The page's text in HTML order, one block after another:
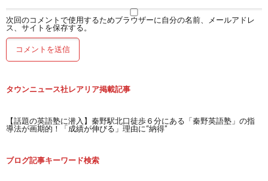
次回のコメントで使用するためブラウザーに自分の名前、メールアドレ
ス、サイトを保存する。
タウンニュース社レアリア掲載記事
【話題の英語塾に潜入】秦野駅北口徒歩６分にある「秦野英語塾」の指
導法が画期的！「成績が伸びる」理由に“納得”
ブログ記事キーワード検索